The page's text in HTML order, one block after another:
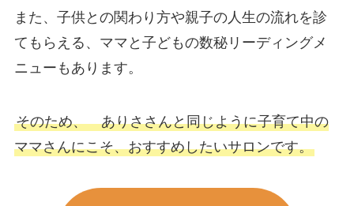
また、子供との関わり方や親子の人生の流れを診
てもらえる、ママと子どもの数秘リーディングメ
ニューもあります。
そのため、 ありささんと同じように子育て中の
ママさんにこそ、おすすめしたいサロンです。